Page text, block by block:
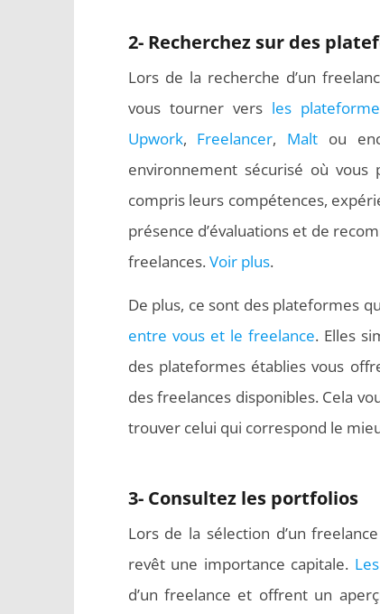
2- Recherchez sur des
Lors de la recherche d’un
vous tourner vers les
Upwork, Freelancer, Malt ou
environnement sécurisé où
compris leurs compétences,
présence d’évaluations et de
freelances.Voir plus.
De plus, ce sont des plateformes
entre vous et le freelance. Elles
des plateformes établies vous
des freelances disponibles. Cela
trouver celui qui correspond le
3- Consultez les portfolios
Lors de la sélection d’un
revêt une importance capitale.
d’un freelance et offrent un